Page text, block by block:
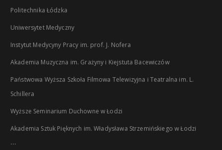
Politechnika Łódzka
Uniwersytet Medyczny
Instytut Medycyny Pracy im. prof. J. Nofera
Akademia Muzyczna im. Grażyny i Kiejstuta Bacewiczów
Państwowa Wyższa Szkoła Filmowa Telewizyjna i Teatralna im. L.
Schillera
Wyższe Seminarium Duchowne w Łodzi
Akademia Sztuk Pięknych im. Władysława Strzemińskiego w Łodzi
...